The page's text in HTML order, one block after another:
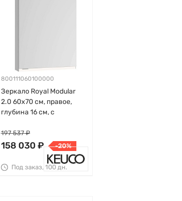
800111060100000
Зеркало Royal Modular
2.0 60х70 см, правое,
глубина 16 см, с
158 030 ₽
197 537 ₽
-20%
Под заказ, 100 дн.